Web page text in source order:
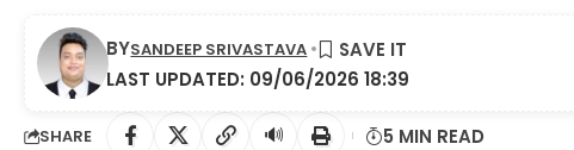
LAST UPDATED: 09/06/2026 18:39
BYSANDEEP SRIVASTAVA
SHARE 🔊 5 MIN READ